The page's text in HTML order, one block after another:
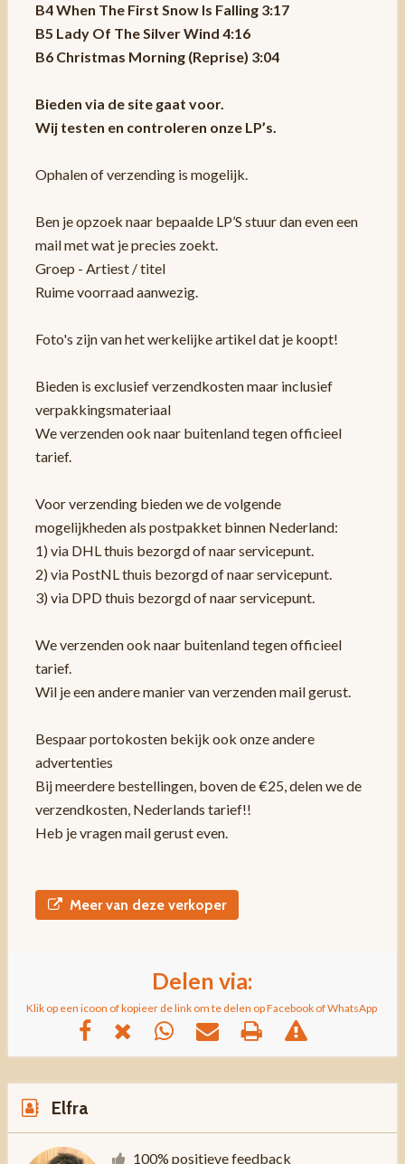
B4 When The First Snow Is Falling 3:17
B5 Lady Of The Silver Wind 4:16
B6 Christmas Morning (Reprise) 3:04
Bieden via de site gaat voor.
Wij testen en controleren onze LP’s.
Ophalen of verzending is mogelijk.
Ben je opzoek naar bepaalde LP’S stuur dan even een
mail met wat je precies zoekt.
Groep - Artiest / titel
Ruime voorraad aanwezig.
Foto's zijn van het werkelijke artikel dat je koopt!
Bieden is exclusief verzendkosten maar inclusief
verpakkingsmateriaal
We verzenden ook naar buitenland tegen officieel
tarief.
Voor verzending bieden we de volgende
mogelijkheden als postpakket binnen Nederland:
1) via DHL thuis bezorgd of naar servicepunt.
2) via PostNL thuis bezorgd of naar servicepunt.
3) via DPD thuis bezorgd of naar servicepunt.
We verzenden ook naar buitenland tegen officieel
tarief.
Wil je een andere manier van verzenden mail gerust.
Bespaar portokosten bekijk ook onze andere
advertenties
Bij meerdere bestellingen, boven de €25, delen we de
verzendkosten, Nederlands tarief!!
Heb je vragen mail gerust even.
Meer van deze verkoper
Delen via:
Klik op een icoon of kopieer de link om te delen op Facebook of WhatsApp
Elfra
100% positieve feedback